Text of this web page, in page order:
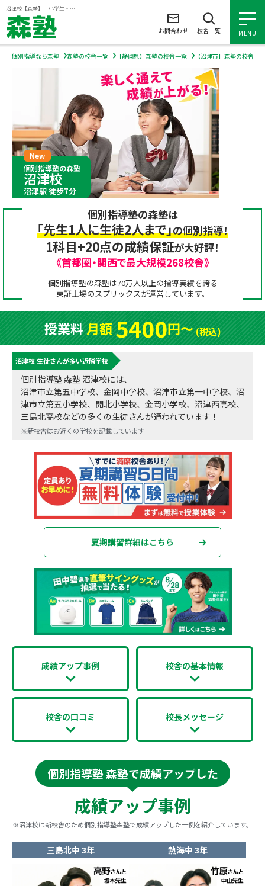
沼津校【森塾】｜小学生・中学生・高校生の個別指導塾・学習塾
MENU
小学生の個別指導
中学生の個別指導
高校生の個別指導
森塾を知る
森塾を知る トップ
森塾の想い
成績アップをかなえる！森塾メソッド
森塾の授業料について
子と親のお悩み別！なぜ？どうして？森塾！
数字でなるほど！森塾
動画でわかる！森塾
入塾について
入塾について トップ
塾の選び方
入塾までの流れ
無料体験授業について
森塾のお得なキャンペーン・割引制度
よくあるご質問
お電話はこちら
0120-602-607
授業料等お問合わせはこちら
校舎一覧
お問合わせ 校舎一覧
個別指導なら森塾 森塾の校舎一覧 【静岡県】森塾の校舎一覧 【沼津市】森塾の校舎一覧
個別指導塾の森塾
沼津校
沼津駅 徒歩7分
個別指導塾の森塾は
「先生1人に生徒2人まで」の個別指導！
1科目+20点の成績保証が大好評！
《首都圏・関西で最大規模268校舎》
個別指導塾の森塾は70万人以上の指導実績を誇る
東証上場のスプリックスが運営しています。
授業料月額5400円〜(税込)
沼津校 生徒さんが多い近隣学校
個別指導塾 森塾 沼津校には、
沼津市立第五中学校、金岡中学校、沼津市立第一中学校、沼
津市立第五小学校、開北小学校、金岡小学校、沼津西高校、
三島北高校などの多くの生徒さんが通われています！
※新校舎はお近くの学校を記載しています
夏期講習詳細はこちら
成績アップ事例 校舎の基本情報
校舎の口コミ 校長メッセージ
個別指導塾 森塾で成績アップした
成績アップ事例
※沼津校は新校舎のため個別指導塾森塾で成績アップした一例を紹介しています。
三島北中 3年 熱海中 3年